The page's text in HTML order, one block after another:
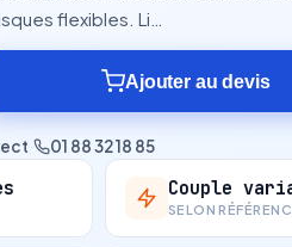
flexibles. Li…
Ajouter au devis
· 01 88 32 18 85
Couple
SELON